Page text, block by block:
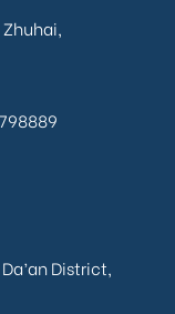
District,